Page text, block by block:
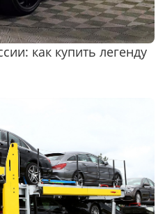
как купить легенду